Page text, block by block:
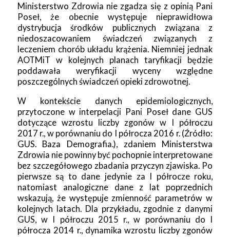
Ministerstwo Zdrowia nie zgadza się z opinią Pani
Poseł, że obecnie występuje nieprawidłowa
dystrybucja środków publicznych związana z
niedoszacowaniem świadczeń związanych z
leczeniem chorób układu krążenia. Niemniej jednak
AOTMiT w kolejnych planach taryfikacji będzie
poddawała weryfikacji wyceny względne
poszczególnych świadczeń opieki zdrowotnej.
W kontekście danych epidemiologicznych,
przytoczone w interpelacji Pani Poseł dane GUS
dotyczące wzrostu liczby zgonów w I półroczu
2017 r., w porównaniu do I półrocza 2016 r. (Źródło:
GUS. Baza Demografia.), zdaniem Ministerstwa
Zdrowia nie powinny być pochopnie interpretowane
bez szczegółowego zbadania przyczyn zjawiska. Po
pierwsze są to dane jedynie za I półrocze roku,
natomiast analogiczne dane z lat poprzednich
wskazują, że występuje zmienność parametrów w
kolejnych latach. Dla przykładu, zgodnie z danymi
GUS, w I półroczu 2015 r., w porównaniu do I
półrocza 2014 r., dynamika wzrostu liczby zgonów